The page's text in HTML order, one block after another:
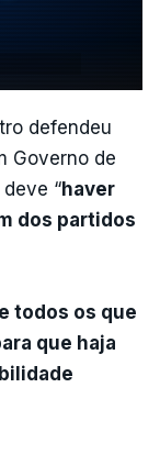
defendeu
Governo de
“haver
dos partidos
todos os que
que haja